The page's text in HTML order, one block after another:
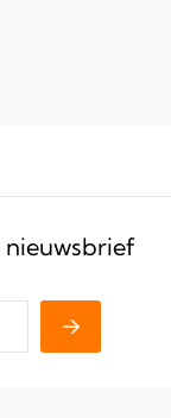
nieuwsbrief